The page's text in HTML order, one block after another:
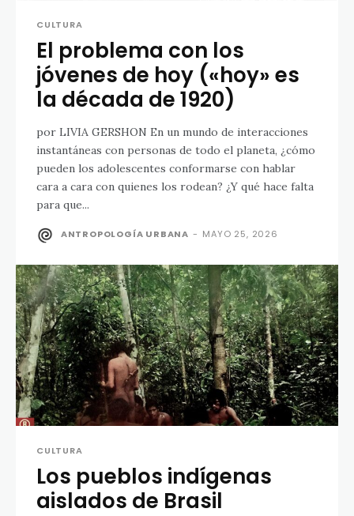
CULTURA
El problema con los
jóvenes de hoy («hoy» es
la década de 1920)
por LIVIA GERSHON En un mundo de interacciones
instantáneas con personas de todo el planeta, ¿cómo
pueden los adolescentes conformarse con hablar
cara a cara con quienes los rodean? ¿Y qué hace falta
para que...
ANTROPOLOGÍA URBANA - MAYO 25, 2026
CULTURA
Los pueblos indígenas
aislados de Brasil